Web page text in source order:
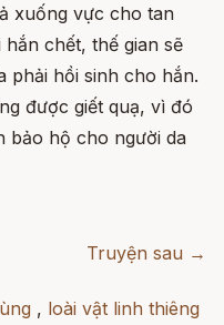
xuống vực cho tan
chết, thế gian sẽ
phải hồi sinh cho hắn.
được giết quạ, vì đó
bảo hộ cho người da
Truyện sau →
, loài vật linh thiêng